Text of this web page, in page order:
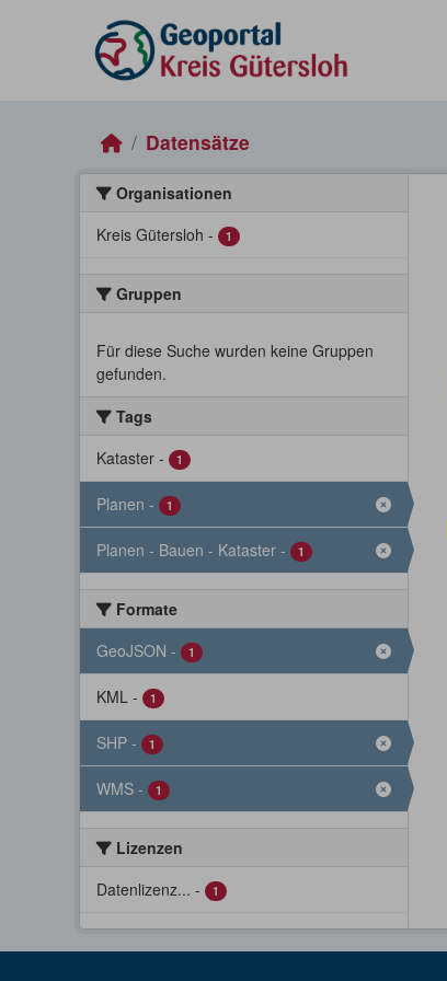
Datensätze
Organisationen
Kreis Gütersloh - 1
Gruppen
Für diese Suche wurden keine Gruppen
gefunden.
Tags
Kataster - 1
Planen - 1
Planen - Bauen - Kataster - 1
Formate
GeoJSON - 1
KML - 1
SHP - 1
WMS - 1
Lizenzen
Datenlizenz... - 1